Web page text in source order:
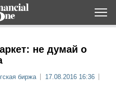
не думай о
биржа
17.08.2016 16:36